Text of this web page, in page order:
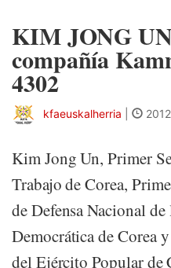
KIM JONG
compañía
4302
kfaeuskalherria
Kim Jong Un, Primer
Trabajo de Corea,
de Defensa Nacional
Democrática de Corea
del Ejército Popular de